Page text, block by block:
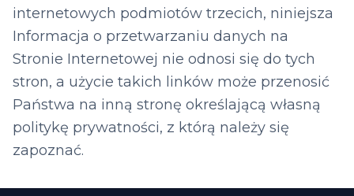
internetowych podmiotów trzecich, niniejsza
Informacja o przetwarzaniu danych na
Stronie Internetowej nie odnosi się do tych
stron, a użycie takich linków może przenosić
Państwa na inną stronę określającą własną
politykę prywatności, z którą należy się
zapoznać.